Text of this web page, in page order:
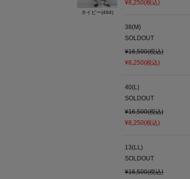
ネイビー(494)
¥8,250(税込)
38(M)
SOLDOUT
¥16,500(税込)
¥8,250(税込)
40(L)
SOLDOUT
¥16,500(税込)
¥8,250(税込)
13(LL)
SOLDOUT
¥16,500(税込)